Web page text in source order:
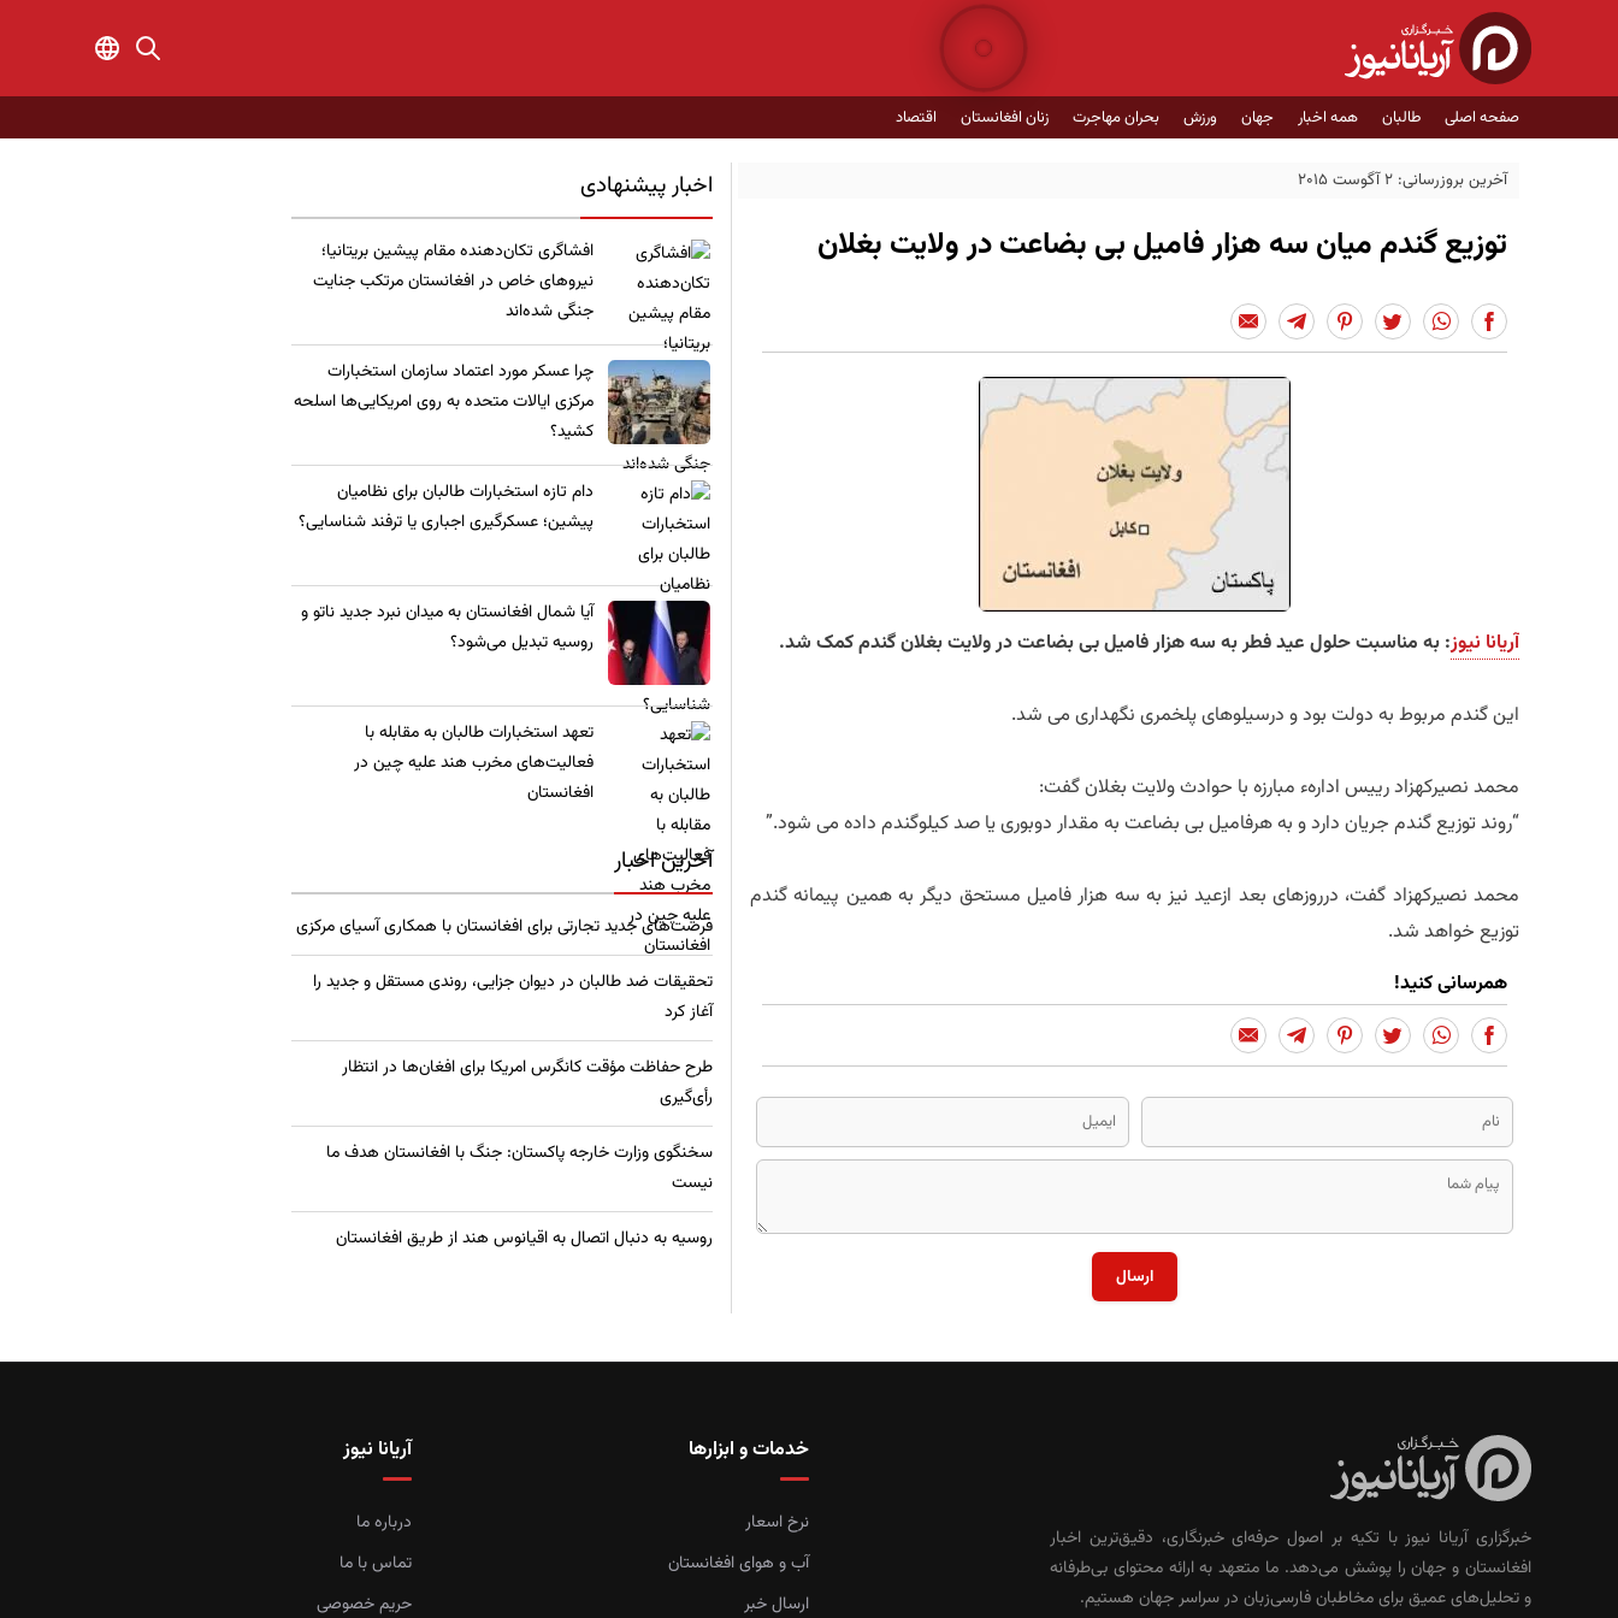
صفحه اصلی طالبان همه اخبار جهان ورزش بحران مهاجرت زنان افغانستان اقتصاد
آخرین بروزرسانی: 2 آگوست 2015
توزیع گندم میان سه هزار فامیل بی بضاعت در ولایت بغلان
آریانا نیوز: به مناسبت حلول عید فطر به سه هزار فامیل بی بضاعت در ولایت بغلان گندم کمک شد.
این گندم مربوط به دولت بود و درسیلوهای پلخمری نگهداری می شد.
محمد نصیرکهزاد رییس ادارهء مبارزه با حوادث ولایت بغلان گفت:
“روند توزیع گندم جریان دارد و به هرفامیل بی بضاعت به مقدار دوبوری یا صد کیلوگندم داده می شود.”
محمد نصیرکهزاد گفت، درروزهای بعد ازعید نیز به سه هزار فامیل مستحق دیگر به همین پیمانه گندم
توزیع خواهد شد.
همرسانی کنید!
ارسال
اخبار پیشنهادی
​افشاگری تکان‌دهنده مقام پیشین بریتانیا؛
نیروهای خاص در افغانستان مرتکب جنایت
جنگی شده‌اند
چرا عسکر مورد اعتماد سازمان استخبارات
مرکزی ایالات متحده به روی امریکایی‌ها اسلحه
کشید؟
​دام تازه استخبارات طالبان برای نظامیان
پیشین؛ عسکرگیری اجباری یا ترفند شناسایی؟
​آیا شمال افغانستان به میدان نبرد جدید ناتو و
روسیه تبدیل می‌شود؟
تعهد استخبارات طالبان به مقابله با
فعالیت‌های مخرب هند علیه چین در
افغانستان
آخرین اخبار
فرصت‌های جدید تجارتی برای افغانستان با همکاری آسیای مرکزی
تحقیقات ضد طالبان در دیوان جزایی، روندی مستقل و جدید را
آغاز کرد
طرح حفاظت مؤقت کانگرس امریکا برای افغان‌ها در انتظار
رأی‌گیری
سخنگوی وزارت خارجه پاکستان: جنگ با افغانستان هدف ما
نیست
روسیه به دنبال اتصال به اقیانوس هند از طریق افغانستان
خبرگزاری آریانا نیوز با تکیه بر اصول حرفه‌ای خبرنگاری، دقیق‌ترین اخبار
افغانستان و جهان را پوشش می‌دهد. ما متعهد به ارائه محتوای بی‌طرفانه
و تحلیل‌های عمیق برای مخاطبان فارسی‌زبان در سراسر جهان هستیم.
خدمات و ابزارها
نرخ اسعار
آب و هوای افغانستان
ارسال خبر
آریانا نیوز
درباره ما
تماس با ما
حریم خصوصی